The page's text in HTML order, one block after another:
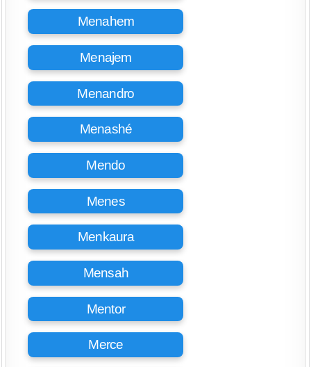
Menahem
Menajem
Menandro
Menashé
Mendo
Menes
Menkaura
Mensah
Mentor
Merce